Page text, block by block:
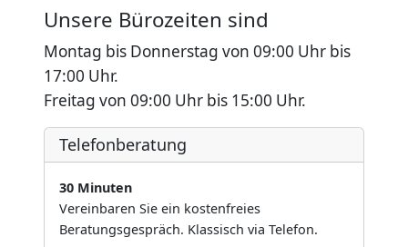
Unsere Bürozeiten sind
Montag bis Donnerstag von 09:00 Uhr bis
17:00 Uhr.
Freitag von 09:00 Uhr bis 15:00 Uhr.
Telefonberatung
30 Minuten
Vereinbaren Sie ein kostenfreies
Beratungsgespräch. Klassisch via Telefon.